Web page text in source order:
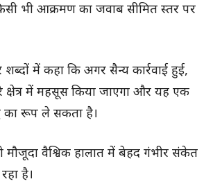
भी आक्रमण का जवाब सीमित स्तर पर
शब्दों में कहा कि अगर सैन्य कार्रवाई हुई,
में महसूस किया जाएगा और यह एक
का रूप ले सकता है।
वैश्विक हालात में बेहद गंभीर संकेत
है।